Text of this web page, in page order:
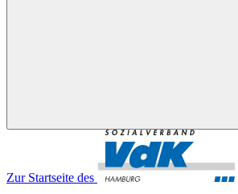
Zur Startseite des